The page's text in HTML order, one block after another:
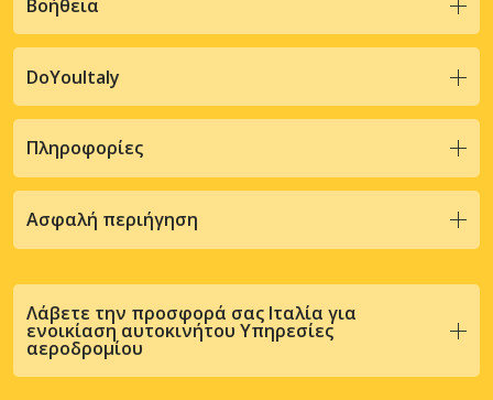
Βοήθεια
DoYouItaly
Πληροφορίες
Ασφαλή περιήγηση
Λάβετε την προσφορά σας Ιταλία για
ενοικίαση αυτοκινήτου Υπηρεσίες
αεροδρομίου